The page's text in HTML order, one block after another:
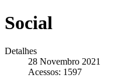
Social
Detalhes
28 Novembro 2021
Acessos: 1597